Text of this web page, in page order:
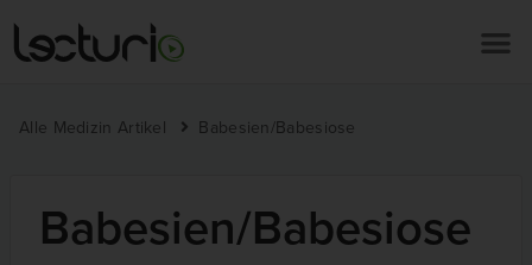
Alle Medizin Artikel Babesien/Babesiose
Babesien/Babesiose